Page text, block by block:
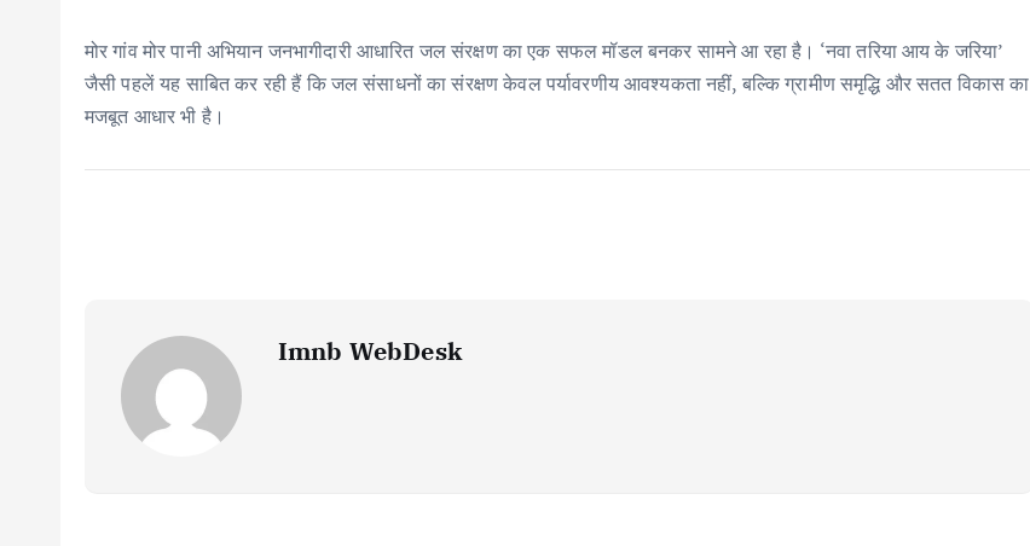
मोर गांव मोर पानी अभियान जनभागीदारी आधारित जल संरक्षण का एक सफल मॉडल बनकर सामने आ रहा है। ‘नवा तरिया आय के जरिया’
जैसी पहलें यह साबित कर रही हैं कि जल संसाधनों का संरक्षण केवल पर्यावरणीय आवश्यकता नहीं, बल्कि ग्रामीण समृद्धि और सतत विकास का
मजबूत आधार भी है।
Imnb WebDesk